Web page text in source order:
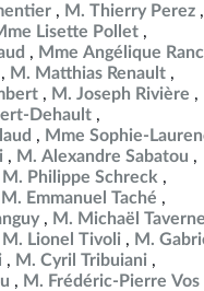
M. Thierry Perez
Lisette Pollet
Mme Angélique Ranc
M. Matthias Renault
M. Joseph Rivière
Dehault
Mme Sophie-
M. Alexandre Sabatou
M. Philippe Schreck
M. Emmanuel Taché
M. Michaël Taverne
M. Lionel Tivoli
M.
M. Cyril Tribuiani
M. Frédéric-Pierre Vos